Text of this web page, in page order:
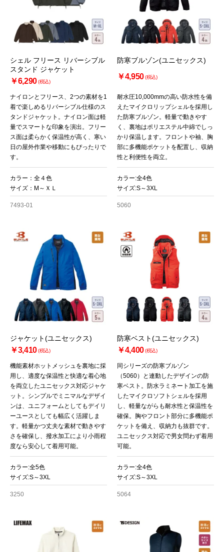
シェル フリース リバーシブル
スタンド ジャケット
￥6,290(税込)
ナイロンとフリース、2つの素材を1
着で楽しめるリバーシブル仕様のス
タンドジャケット。ナイロン面は軽
量でスマートな印象を演出。フリー
ス面は柔らかく保温性が高く、寒い
日の屋外作業や移動にもぴったりで
す。
カラー：全４色
サイズ：M～ＸＬ
7493-01
防寒ブルゾン(ユニセックス)
￥4,950(税込)
耐水圧10,000mmの高い防水性を備
えたマイクロリップシェルを採用し
た防寒ブルゾン。軽量で動きやす
く、裏地はポリエステル中綿でしっ
かり保温します。フロントや袖、胸
部に多機能ポケットを配置し、収納
性と利便性を両立。
カラー:全4色
サイズ:S～3XL
5060
ジャケット(ユニセックス)
￥3,410(税込)
機能素材ホットメッシュを裏地に採
用し、適度な保温性と快適な着心地
を両立したユニセックス対応ジャケ
ット。シンプルでミニマルなデザイ
ンは、ユニフォームとしてもデイリ
ーユースとしても幅広く活躍しま
す。軽量かつ丈夫な素材で動きやす
さを確保し、撥水加工により小雨程
度なら安心して着用可能。
カラー:全5色
サイズ:S～3XL
3250
防寒ベスト(ユニセックス)
￥4,400(税込)
同シリーズの防寒ブルゾン
（5060）と連動したデザインの防
寒ベスト。防水ラミネート加工を施
したマイクロソフトシェルを採用
し、軽量ながらも耐水性と保温性を
確保。胸やフロント部分に多機能ポ
ケットを備え、収納力も抜群です。
ユニセックス対応で男女問わず着用
可能。
カラー:全4色
サイズ:S～3XL
5064